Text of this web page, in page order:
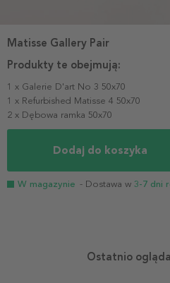
Produkty te obejmują:
1 x Galerie D'art No 3 50x70
1 x Refurbished Matisse 4 50x70
2 x Dębowa ramka 50x70
Dodaj do koszyka
W magazynie - Dostawa w 3-7 dni
Matisse Gallery Pair
Ostatnio